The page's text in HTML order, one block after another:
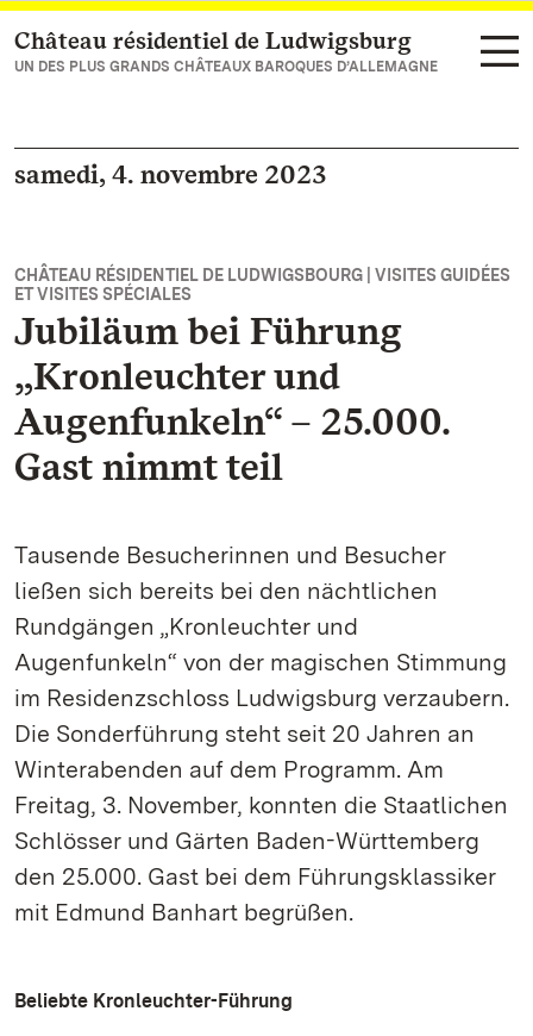
Vers la page d’accueil
Château résidentiel de Ludwigsburg
UN DES PLUS GRANDS CHÂTEAUX BAROQUES D’ALLEMAGNE
samedi, 4. novembre 2023
CHÂTEAU RÉSIDENTIEL DE LUDWIGSBOURG | VISITES GUIDÉES
ET VISITES SPÉCIALES
Jubiläum bei Führung
„Kronleuchter und
Augenfunkeln“ – 25.000.
Gast nimmt teil
Tausende Besucherinnen und Besucher
ließen sich bereits bei den nächtlichen
Rundgängen „Kronleuchter und
Augenfunkeln“ von der magischen Stimmung
im Residenzschloss Ludwigsburg verzaubern.
Die Sonderführung steht seit 20 Jahren an
Winterabenden auf dem Programm. Am
Freitag, 3. November, konnten die Staatlichen
Schlösser und Gärten Baden-Württemberg
den 25.000. Gast bei dem Führungsklassiker
mit Edmund Banhart begrüßen.
Beliebte Kronleuchter-Führung